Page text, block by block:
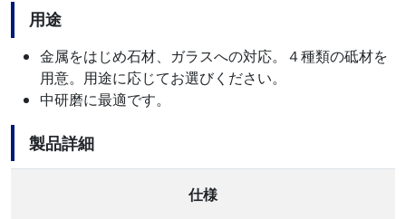
用途
金属をはじめ石材、ガラスへの対応。４種類の砥材を
用意。用途に応じてお選びください。
中研磨に最適です。
製品詳細
仕様